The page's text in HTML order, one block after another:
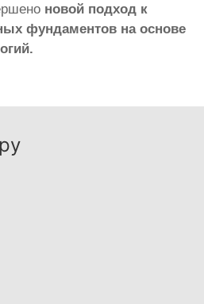
новой подход к
фундаментов на основе